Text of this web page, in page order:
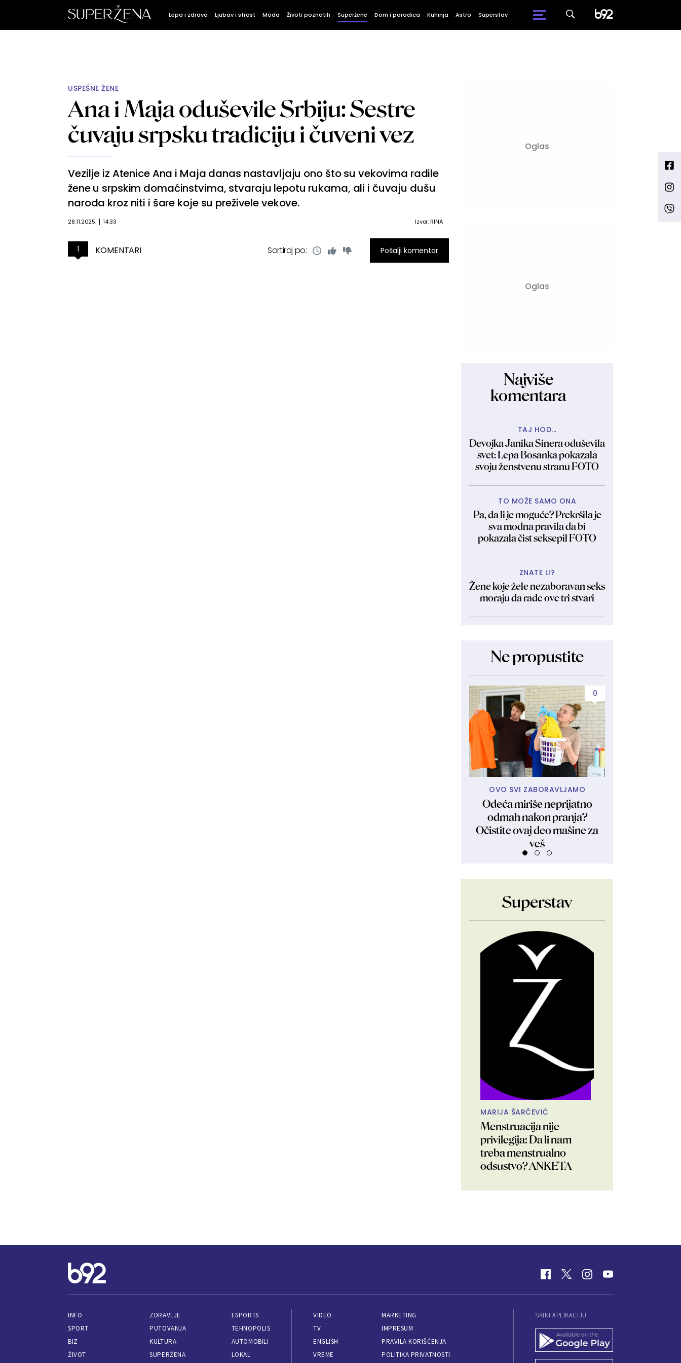
Lepa i zdrava Ljubav i strast Moda Životi poznatih Superžene Dom i porodica Kuhinja Astro Superstav
USPEŠNE ŽENE
Ana i Maja oduševile Srbiju: Sestre
čuvaju srpsku tradiciju i čuveni vez
Vezilje iz Atenice Ana i Maja danas nastavljaju ono što su vekovima radile
žene u srpskim domaćinstvima, stvaraju lepotu rukama, ali i čuvaju dušu
naroda kroz niti i šare koje su preživele vekove.
28.11.2025. 14:33 Izvor: RINA
1 KOMENTARI Sortiraj po: Pošalji komentar
Najviše
komentara
TAJ HOD...
Devojka Janika Sinera oduševila
svet: Lepa Bosanka pokazala
svoju ženstvenu stranu FOTO
TO MOŽE SAMO ONA
Pa, da li je moguće? Prekršila je
sva modna pravila da bi
pokazala čist seksepil FOTO
ZNATE LI?
Žene koje žele nezaboravan seks
moraju da rade ove tri stvari
Ne propustite
0
OVO SVI ZABORAVLJAMO
Odeća miriše neprijatno
odmah nakon pranja?
Očistite ovaj deo mašine za
veš
Superstav
MARIJA ŠARČEVIĆ
Menstruacija nije
privilegija: Da li nam
treba menstrualno
odsustvo? ANKETA
INFO
SPORT
BIZ
ŽIVOT
ZDRAVLJE
PUTOVANJA
KULTURA
SUPERŽENA
ESPORTS
TEHNOPOLIS
AUTOMOBILI
LOKAL
VIDEO
TV
ENGLISH
VREME
MARKETING
IMPRESUM
PRAVILA KORIŠĆENJA
POLITIKA PRIVATNOSTI
SKINI APLIKACIJU